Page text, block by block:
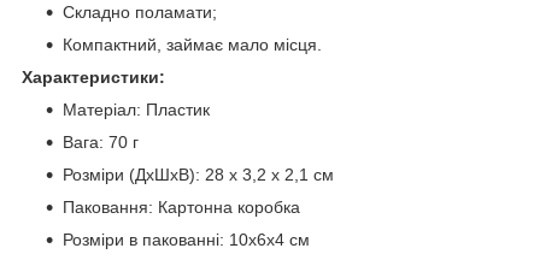
Складно поламати;
Компактний, займає мало місця.
Характеристики:
Матеріал: Пластик
Вага: 70 г
Розміри (ДхШхВ): 28 х 3,2 х 2,1 см
Паковання: Картонна коробка
Розміри в пакованні: 10х6х4 см